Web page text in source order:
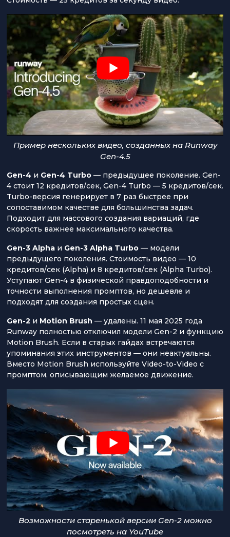
Пример нескольких видео, созданных на Runway
Gen-4.5
Gen-4 и Gen-4 Turbo — предыдущее поколение. Gen-
4 стоит 12 кредитов/сек, Gen-4 Turbo — 5 кредитов/сек.
Turbo-версия генерирует в 7 раз быстрее при
сопоставимом качестве для большинства задач.
Подходит для массового создания вариаций, где
скорость важнее максимального качества.
Gen-3 Alpha и Gen-3 Alpha Turbo — модели
предыдущего поколения. Стоимость видео — 10
кредитов/сек (Alpha) и 8 кредитов/сек (Alpha Turbo).
Уступают Gen-4 в физической правдоподобности и
точности выполнения промптов, но дешевле и
подходят для создания простых сцен.
Gen-2 и Motion Brush — удалены. 11 мая 2025 года
Runway полностью отключил модели Gen-2 и функцию
Motion Brush. Если в старых гайдах встречаются
упоминания этих инструментов — они неактуальны.
Вместо Motion Brush используйте Video-to-Video с
промптом, описывающим желаемое движение.
Возможности старенькой версии Gen-2 можно
посмотреть на YouTube